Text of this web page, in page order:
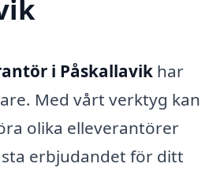
i Påskallavik har
Med vårt verktyg kan
olika elleverantörer
erbjudandet för ditt